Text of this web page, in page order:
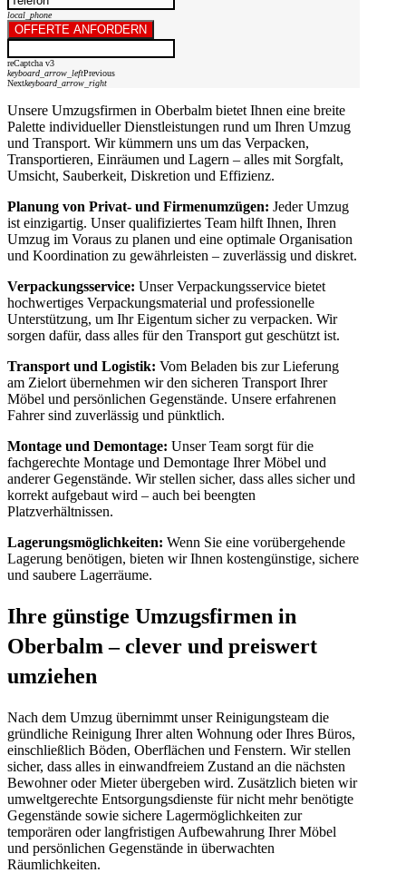
local_phone
OFFERTE ANFORDERN
reCaptcha v3
keyboard_arrow_leftPrevious
Nextkeyboard_arrow_right
Unsere Umzugsfirmen in Oberbalm bietet Ihnen eine breite
Palette individueller Dienstleistungen rund um Ihren Umzug
und Transport. Wir kümmern uns um das Verpacken,
Transportieren, Einräumen und Lagern – alles mit Sorgfalt,
Umsicht, Sauberkeit, Diskretion und Effizienz.
Planung von Privat- und Firmenumzügen: Jeder Umzug
ist einzigartig. Unser qualifiziertes Team hilft Ihnen, Ihren
Umzug im Voraus zu planen und eine optimale Organisation
und Koordination zu gewährleisten – zuverlässig und diskret.
Verpackungsservice: Unser Verpackungsservice bietet
hochwertiges Verpackungsmaterial und professionelle
Unterstützung, um Ihr Eigentum sicher zu verpacken. Wir
sorgen dafür, dass alles für den Transport gut geschützt ist.
Transport und Logistik: Vom Beladen bis zur Lieferung
am Zielort übernehmen wir den sicheren Transport Ihrer
Möbel und persönlichen Gegenstände. Unsere erfahrenen
Fahrer sind zuverlässig und pünktlich.
Montage und Demontage: Unser Team sorgt für die
fachgerechte Montage und Demontage Ihrer Möbel und
anderer Gegenstände. Wir stellen sicher, dass alles sicher und
korrekt aufgebaut wird – auch bei beengten
Platzverhältnissen.
Lagerungsmöglichkeiten: Wenn Sie eine vorübergehende
Lagerung benötigen, bieten wir Ihnen kostengünstige, sichere
und saubere Lagerräume.
Ihre günstige Umzugsfirmen in
Oberbalm – clever und preiswert
umziehen
Nach dem Umzug übernimmt unser Reinigungsteam die
gründliche Reinigung Ihrer alten Wohnung oder Ihres Büros,
einschließlich Böden, Oberflächen und Fenstern. Wir stellen
sicher, dass alles in einwandfreiem Zustand an die nächsten
Bewohner oder Mieter übergeben wird. Zusätzlich bieten wir
umweltgerechte Entsorgungsdienste für nicht mehr benötigte
Gegenstände sowie sichere Lagermöglichkeiten zur
temporären oder langfristigen Aufbewahrung Ihrer Möbel
und persönlichen Gegenstände in überwachten
Räumlichkeiten.